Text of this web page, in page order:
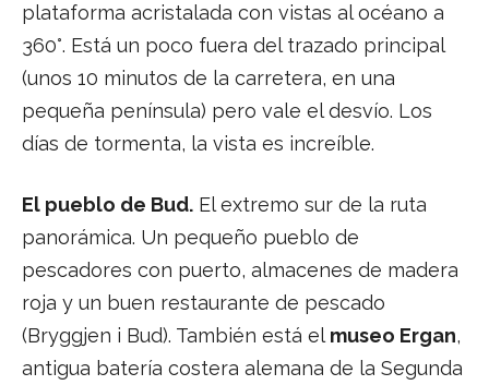
plataforma acristalada con vistas al océano a
360°. Está un poco fuera del trazado principal
(unos 10 minutos de la carretera, en una
pequeña península) pero vale el desvío. Los
días de tormenta, la vista es increíble.
El pueblo de Bud. El extremo sur de la ruta
panorámica. Un pequeño pueblo de
pescadores con puerto, almacenes de madera
roja y un buen restaurante de pescado
(Bryggjen i Bud). También está elmuseo Ergan,
antigua batería costera alemana de la Segunda